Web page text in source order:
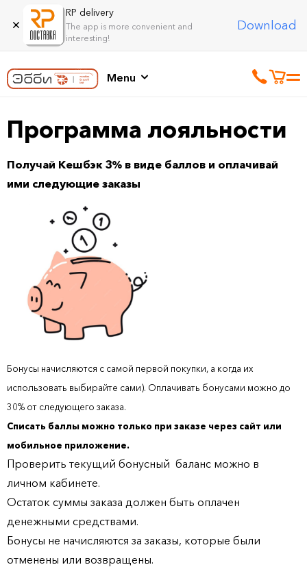
RP delivery
The app is more convenient and
interesting!
Download
Menu
Программа лояльности
Получай Кешбэк 3% в виде баллов и оплачивай
ими следующие заказы
Бонусы начисляются с самой первой покупки, а когда их
использовать выбирайте сами). Оплачивать бонусами можно до
30% от следующего заказа.
Списать баллы можно только при заказе через сайт или
мобильное приложение.
Проверить текущий бонусный баланс можно в
личном кабинете.
Остаток суммы заказа должен быть оплачен
денежными средствами.
Бонусы не начисляются за заказы, которые были
отменены или возвращены.